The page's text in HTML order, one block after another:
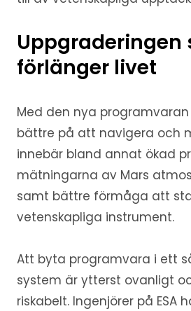
Uppgraderingen
förlänger livet
Med den nya programvaran
bättre på att navigera och
innebär bland annat ökad
mätningarna av Mars
samt bättre förmåga att
vetenskapliga instrument.
Att byta programvara i ett
system är ytterst ovanligt
riskabelt. Ingenjörer på ESA